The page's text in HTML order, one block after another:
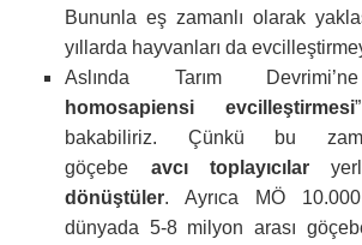
Bununla eş zamanlı olarak
yıllarda hayvanları da
Aslında Tarım
homosapiensi evcilleştirmesi
bakabiliriz. Çünkü bu
göçebe avcı toplayıcılar
dönüştüler. Ayrıca MÖ 10.000
dünyada 5-8 milyon arası